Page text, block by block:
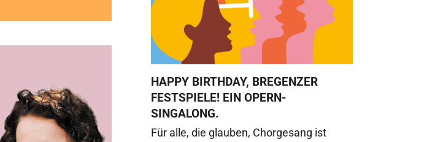
HAPPY BIRTHDAY, BREGENZER
FESTSPIELE! EIN OPERN-
SINGALONG.
Für alle, die glauben, Chorgesang ist